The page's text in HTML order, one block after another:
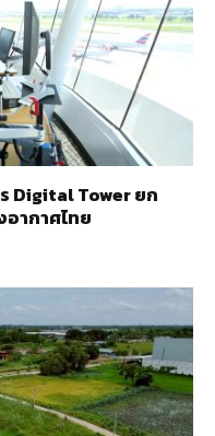
Digital Tower ยก
อากาศไทย